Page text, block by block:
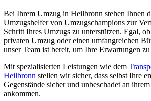
Bei Ihrem Umzug in Heilbronn stehen Ihnen
Umzugshelfer von Umzugschampions zur
Schritt Ihres Umzugs zu unterstützen. Egal,
privaten Umzug oder einen umfangreichen
unser Team ist bereit, um Ihre Erwartungen
Mit spezialisierten Leistungen wie dem
Heilbronn stellen wir sicher, dass selbst Ihre
Gegenstände sicher und unbeschadet an
ankommen.